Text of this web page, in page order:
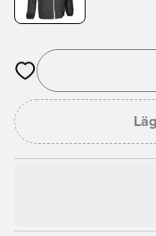
Öppnar en Modal för